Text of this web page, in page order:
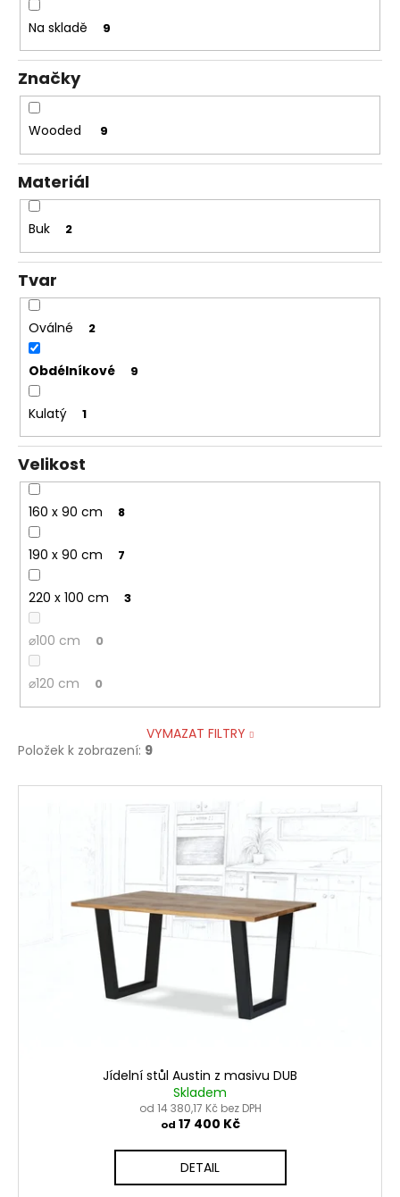
Na skladě 9
Značky
Wooded 9
Materiál
Buk 2
Tvar
Oválné 2
Obdélníkové 9
Kulatý 1
Velikost
160 x 90 cm 8
190 x 90 cm 7
220 x 100 cm 3
⌀100 cm 0
⌀120 cm 0
VYMAZAT FILTRY
Položek k zobrazení: 9
V
Jídelní stůl Austin z masivu DUB
Skladem
od 14 380,17 Kč bez DPH
od 17 400 Kč
DETAIL